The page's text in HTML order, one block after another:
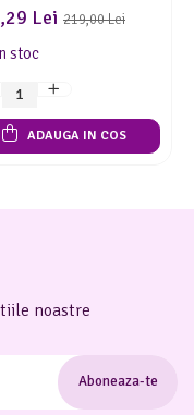
219,00 Lei
Lei
stoc
ADAUGA IN COS
noastre